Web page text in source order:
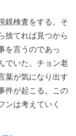
鏡検査をする。そ
捨てれば見つから
を言うのであっ
でいた。チョン老
葉が気になり出す
件が起こる。この
ンは考えていく